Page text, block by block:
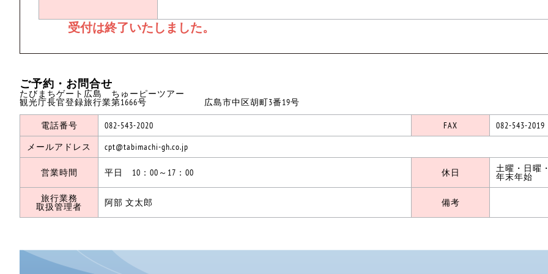
ご予約・お問合せ
たびまちゲート広島 ちゅーピーツアー
観光庁長官登録旅行業第1666号 広島市中区胡町3番19号
電話番号 082-543-2020 FAX
082-543-2019
メールアドレス
cpt@tabimachi-gh.co.jp
営業時間 平日 10：00～17：00 休日 土曜・日曜
年末年始
旅行業務
取扱管理者 阿部 文太郎 備考